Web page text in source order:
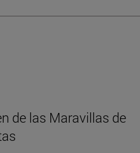
de las Maravillas de